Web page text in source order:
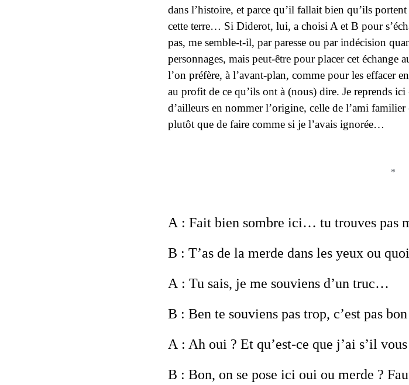
dans l’histoire, et parce qu’il fallait bien qu’ils
cette terre… Si Diderot, lui, a choisi A et B pour
pas, me semble-t-il, par paresse ou par indécision
personnages, mais peut-être pour placer cet échange
l’on préfère, à l’avant-plan, comme pour les effacer
au profit de ce qu’ils ont à (nous) dire. Je reprends
d’ailleurs en nommerl’origine, celle de l’ami familier
plutôt que de faire comme si je l’avais ignorée…
*
A : Fait bien sombre ici… tu trouves pas
B : T’as de la merde dans les yeux ou
A : Tu sais, je me souviens d’un truc…
B : Ben te souviens pas trop, c’est pas
A : Ah oui ? Et qu’est-ce que j’ai s’il
B : Bon, on se pose ici oui ou merde ?